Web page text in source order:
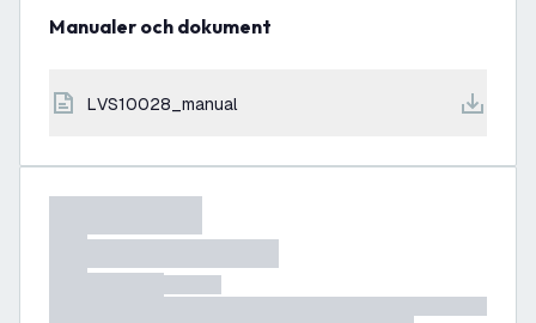
Manualer och dokument
LVS10028_manual